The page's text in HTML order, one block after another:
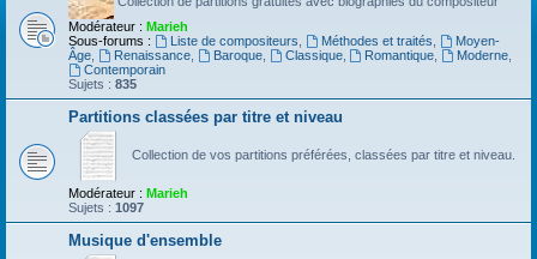
Modérateur : Marieh
Sous-forums :
Liste de compositeurs Méthodes et traités
Moyen-
Âge
Renaissance, Baroque, Classique, Romantique Moderne
Contemporain
Sujets : 835
Partitions classées par titre et niveau
Collection de vos partitions préférées, classées par titre et niveau.
Modérateur : Marieh
Sujets : 1097
Musique d'ensemble